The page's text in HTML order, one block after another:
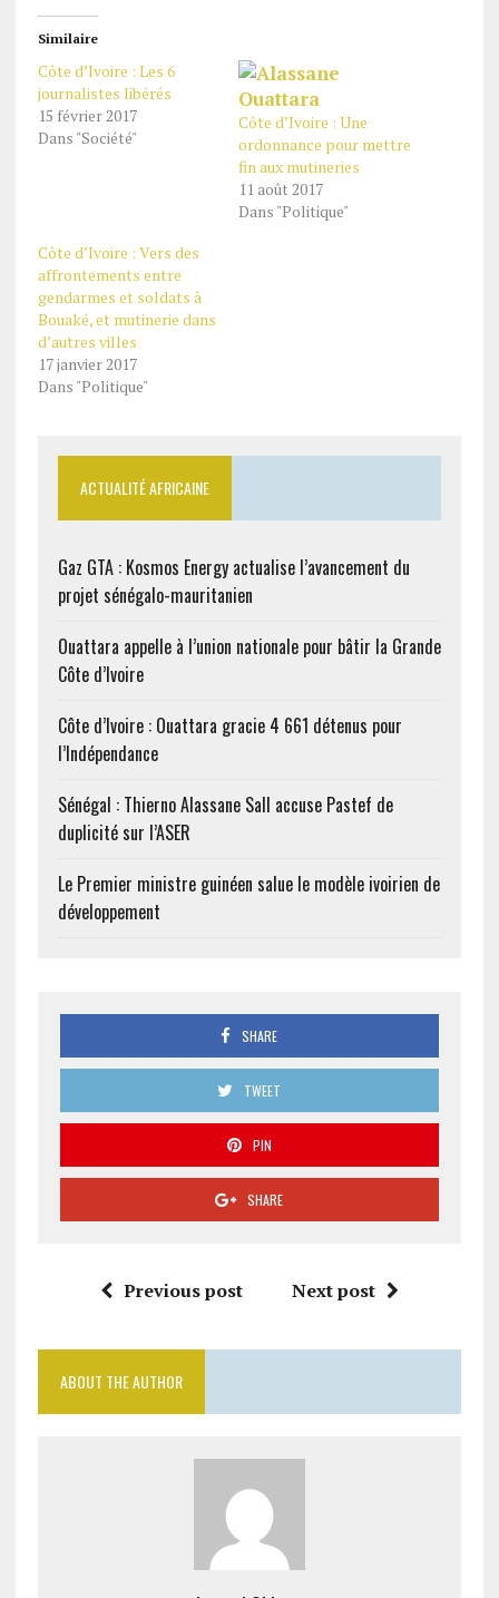
Similaire
Côte d’Ivoire : Les 6
journalistes libérés
15 février 2017
Dans "Société"
Côte d’Ivoire : Une
ordonnance pour mettre
fin aux mutineries
11 août 2017
Dans "Politique"
Côte d’Ivoire : Vers des
affrontements entre
gendarmes et soldats à
Bouaké, et mutinerie dans
d’autres villes
17 janvier 2017
Dans "Politique"
ACTUALITÉ AFRICAINE
Gaz GTA : Kosmos Energy actualise l’avancement du
projet sénégalo-mauritanien
Ouattara appelle à l’union nationale pour bâtir la Grande
Côte d’Ivoire
Côte d’Ivoire : Ouattara gracie 4 661 détenus pour
l’Indépendance
Sénégal : Thierno Alassane Sall accuse Pastef de
duplicité sur l’ASER
Le Premier ministre guinéen salue le modèle ivoirien de
développement
SHARE
TWEET
PIN
SHARE
Previous post Next post
ABOUT THE AUTHOR